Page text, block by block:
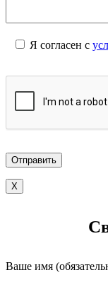
Я согласен с
X
Ваше имя